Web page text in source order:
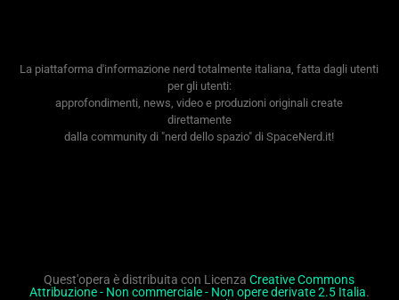
La piattaforma d'informazione nerd totalmente italiana, fatta dagli utenti
per gli utenti:
approfondimenti, news, video e produzioni originali create
direttamente
dalla community di "nerd dello spazio" di SpaceNerd.it!
Quest'opera è distribuita con LicenzaCreative Commons
Attribuzione - Non commerciale - Non opere derivate 2.5 Italia.